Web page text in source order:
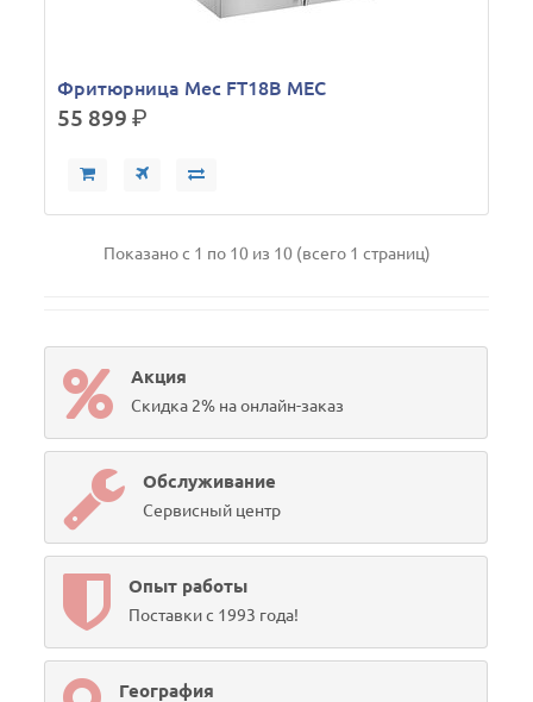
Фритюрница Mec FT18B MEC
55 899р.
Показано с 1 по 10 из 10 (всего 1 страниц)
Акция
Скидка 2% на онлайн-заказ
Обслуживание
Сервисный центр
Опыт работы
Поставки с 1993 года!
География